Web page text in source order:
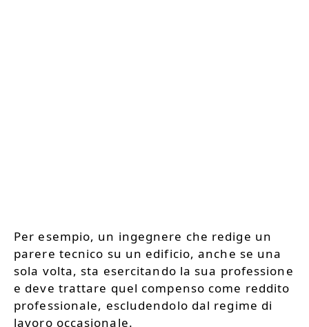
Per esempio, un ingegnere che redige un
parere tecnico su un edificio, anche se una
sola volta, sta esercitando la sua professione
e deve trattare quel compenso come reddito
professionale, escludendolo dal regime di
lavoro occasionale.